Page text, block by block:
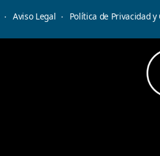
Aviso Legal Política de Privacidad y